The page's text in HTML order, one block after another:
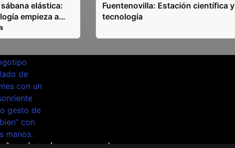
elástica:
empieza a
Fuentenovilla: Estación científica y
tecnología